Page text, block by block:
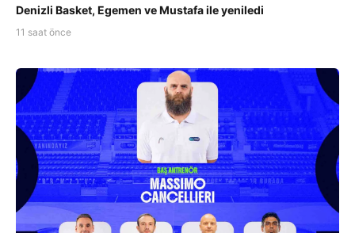
Denizli Basket, Egemen ve Mustafa ile yeniledi
11 saat önce